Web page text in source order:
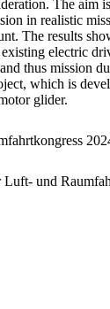
The aim
in realistic
The results
electric
thus mission
which is
glider.
Luft- und